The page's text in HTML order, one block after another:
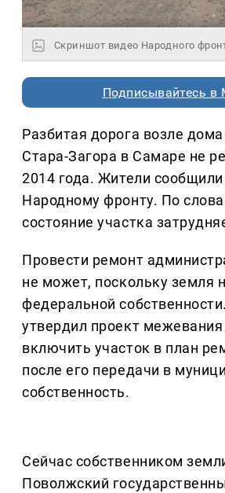
Скриншот видео Народного
Подписывайтесь в
Разбитая дорога возле
Стара-Загора в Самаре не
2014 года. Жители
Народному фронту. По
состояние участка
Провести ремонт
не может, поскольку земля
федеральной
утвердил проект межевания
включить участок в план
после его передачи в
собственность.
Сейчас собственником
Поволжский